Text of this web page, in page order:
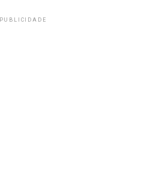
PUBLICIDADE